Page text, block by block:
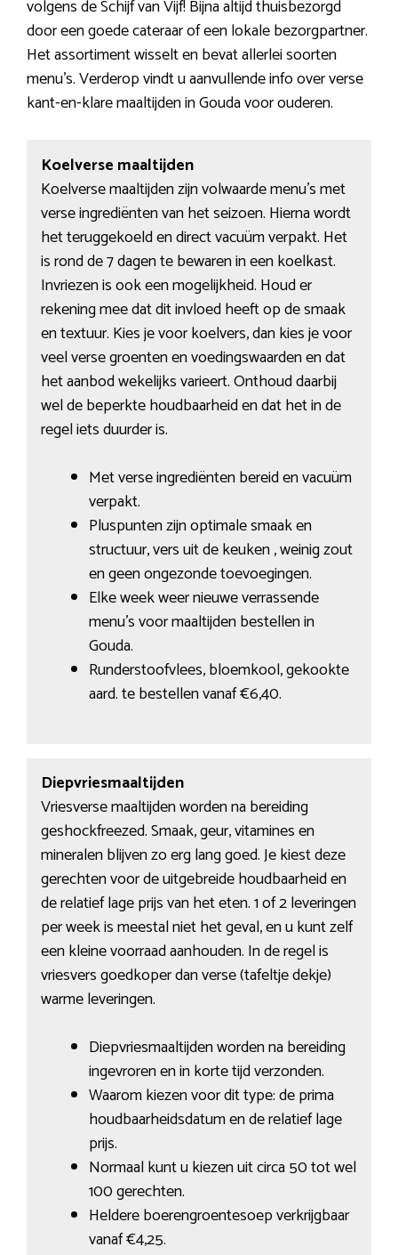
volgens de Schijf van Vijf! Bijna altijd thuisbezorgd
door een goede cateraar of een lokale bezorgpartner.
Het assortiment wisselt en bevat allerlei soorten
menu’s. Verderop vindt u aanvullende info over verse
kant-en-klare maaltijden in Gouda voor ouderen.
Koelverse maaltijden
Koelverse maaltijden zijn volwaarde menu’s met
verse ingrediënten van het seizoen. Hierna wordt
het teruggekoeld en direct vacuüm verpakt. Het
is rond de 7 dagen te bewaren in een koelkast.
Invriezen is ook een mogelijkheid. Houd er
rekening mee dat dit invloed heeft op de smaak
en textuur. Kies je voor koelvers, dan kies je voor
veel verse groenten en voedingswaarden en dat
het aanbod wekelijks varieert. Onthoud daarbij
wel de beperkte houdbaarheid en dat het in de
regel iets duurder is.
Met verse ingrediënten bereid en vacuüm
verpakt.
Pluspunten zijn optimale smaak en
structuur, vers uit de keuken , weinig zout
en geen ongezonde toevoegingen.
Elke week weer nieuwe verrassende
menu’s voor maaltijden bestellen in
Gouda.
Runderstoofvlees, bloemkool, gekookte
aard. te bestellen vanaf €6,40.
Diepvriesmaaltijden
Vriesverse maaltijden worden na bereiding
geshockfreezed. Smaak, geur, vitamines en
mineralen blijven zo erg lang goed. Je kiest deze
gerechten voor de uitgebreide houdbaarheid en
de relatief lage prijs van het eten. 1 of 2 leveringen
per week is meestal niet het geval, en u kunt zelf
een kleine voorraad aanhouden. In de regel is
vriesvers goedkoper dan verse (tafeltje dekje)
warme leveringen.
Diepvriesmaaltijden worden na bereiding
ingevroren en in korte tijd verzonden.
Waarom kiezen voor dit type: de prima
houdbaarheidsdatum en de relatief lage
prijs.
Normaal kunt u kiezen uit circa 50 tot wel
100 gerechten.
Heldere boerengroentesoep verkrijgbaar
vanaf €4,25.